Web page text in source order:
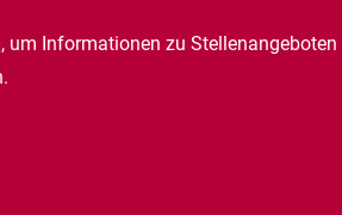
Informationen zu